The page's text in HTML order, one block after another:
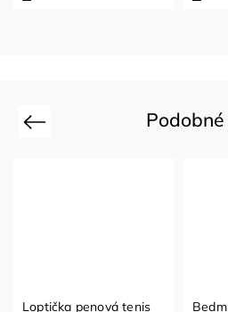
Podobné
Previous
Loptička penová tenis